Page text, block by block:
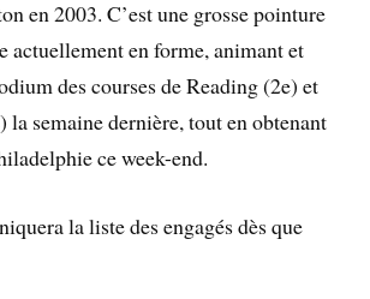
en 2003. C’est une grosse pointure
actuellement en forme, animant et
des courses de Reading (2e) et
la semaine dernière, tout en obtenant
ce week-end.
la liste des engagés dès que